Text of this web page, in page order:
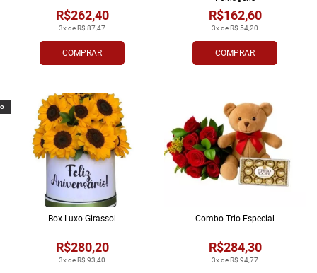
COMPRAR
3x de R$ 87,47
R$262,40
COMPRAR
3x de R$ 54,20
R$162,60
3x de R$ 93,40
R$280,20
Box Luxo Girassol
3x de R$ 94,77
R$284,30
Combo Trio Especial